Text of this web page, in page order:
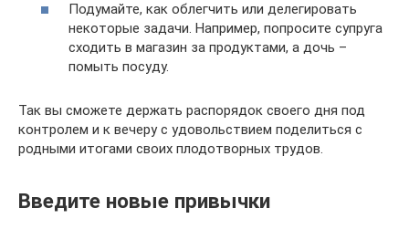
Подумайте, как облегчить или делегировать
некоторые задачи. Например, попросите супруга
сходить в магазин за продуктами, а дочь –
помыть посуду.
Так вы сможете держать распорядок своего дня под
контролем и к вечеру с удовольствием поделиться с
родными итогами своих плодотворных трудов.
Введите новые привычки